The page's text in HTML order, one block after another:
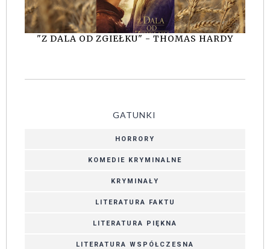
"Z DALA OD ZGIEŁKU" - THOMAS HARDY
GATUNKI
HORRORY
KOMEDIE KRYMINALNE
KRYMINAŁY
LITERATURA FAKTU
LITERATURA PIĘKNA
LITERATURA WSPÓŁCZESNA